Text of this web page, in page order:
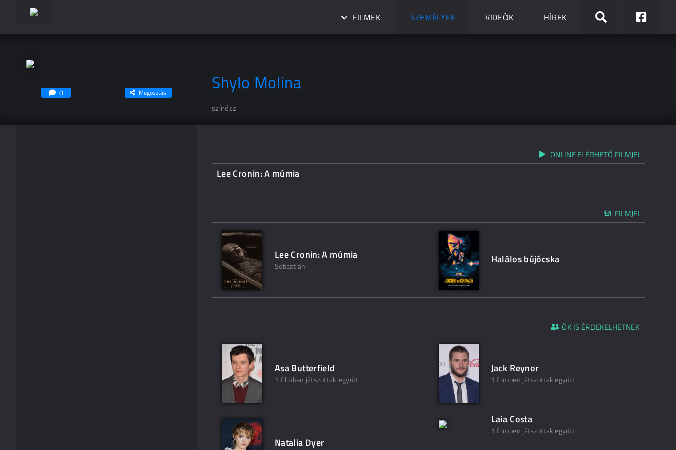
FILMEK SZEMÉLYEK VIDEÓK HÍREK
Shylo Molina
színész
0 Megosztás
ONLINE ELÉRHETŐ FILMJEI
Lee Cronin: A múmia
FILMJEI
Lee Cronin: A múmia
Sebastián
Halálos bújócska
ŐK IS ÉRDEKELHETNEK
Asa Butterfield
1 filmben játszottak együtt
Jack Reynor
1 filmben játszottak együtt
Natalia Dyer
Laia Costa
1 filmben játszottak együtt